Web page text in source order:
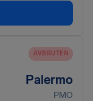
AVBRUTEN
Palermo
PMO